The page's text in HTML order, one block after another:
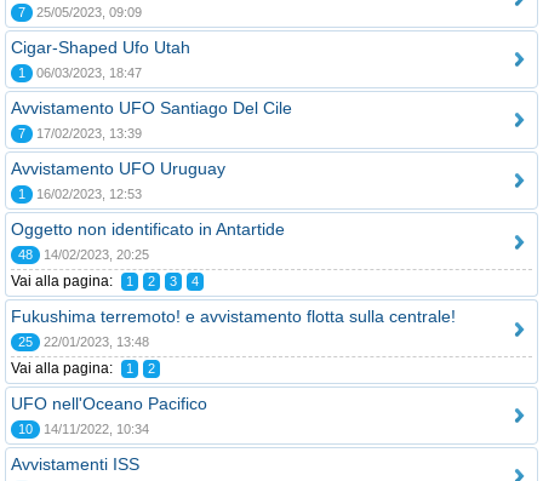
7 25/05/2023, 09:09
Cigar-Shaped Ufo Utah
1 06/03/2023, 18:47
Avvistamento UFO Santiago Del Cile
7 17/02/2023, 13:39
Avvistamento UFO Uruguay
1 16/02/2023, 12:53
Oggetto non identificato in Antartide
48 14/02/2023, 20:25
Vai alla pagina: 1 2 3 4
Fukushima terremoto! e avvistamento flotta sulla centrale!
25 22/01/2023, 13:48
Vai alla pagina: 1 2
UFO nell'Oceano Pacifico
10 14/11/2022, 10:34
Avvistamenti ISS